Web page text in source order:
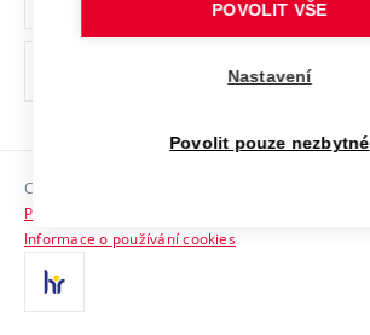
Ochrana osobních údajů
odkaz)
Sociální bezpečí
HR Award
Kontakty
Copyright © 2026 VUT
Prohlášení o přístupnosti
Informace o používání cookies
POVOLIT VŠE
Nastavení
Povolit pouze nezbytné